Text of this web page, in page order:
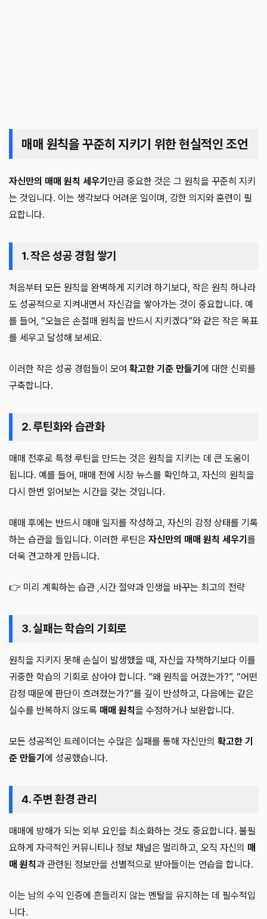
매매 원칙을 꾸준히 지키기 위한 현실적인 조언
자신만의 매매 원칙 세우기 만큼 중요한 것은 그 원칙을 꾸준히 지키
는 것입니다. 이는 생각보다 어려운 일이며, 강한 의지와 훈련이 필
요합니다.
1. 작은 성공 경험 쌓기
처음부터 모든 원칙을 완벽하게 지키려 하기보다, 작은 원칙 하나라
도 성공적으로 지켜내면서 자신감을 쌓아가는 것이 중요합니다. 예
를 들어, “오늘은 손절매 원칙을 반드시 지키겠다”와 같은 작은 목표
를 세우고 달성해 보세요.
이러한 작은 성공 경험들이 모여 확고한 기준 만들기 에 대한 신뢰를
구축합니다.
2. 루틴화와 습관화
매매 전후로 특정 루틴을 만드는 것은 원칙을 지키는 데 큰 도움이
됩니다. 예를 들어, 매매 전에 시장 뉴스를 확인하고, 자신의 원칙을
다시 한번 읽어보는 시간을 갖는 것입니다.
매매 후에는 반드시 매매 일지를 작성하고, 자신의 감정 상태를 기록
하는 습관을 들입니다. 이러한 루틴은 자신만의 매매 원칙 세우기 를
더욱 견고하게 만듭니다.
👉 미리 계획하는 습관 ,시간 절약과 인생을 바꾸는 최고의 전략
3. 실패는 학습의 기회로
원칙을 지키지 못해 손실이 발생했을 때, 자신을 자책하기보다 이를
귀중한 학습의 기회로 삼아야 합니다. “왜 원칙을 어겼는가?”, “어떤
감정 때문에 판단이 흐려졌는가?”를 깊이 반성하고, 다음에는 같은
실수를 반복하지 않도록 매매 원칙을 수정하거나 보완합니다.
모든 성공적인 트레이더는 수많은 실패를 통해 자신만의 확고한 기
준 만들기 에 성공했습니다.
4. 주변 환경 관리
매매에 방해가 되는 외부 요인을 최소화하는 것도 중요합니다. 불필
요하게 자극적인 커뮤니티나 정보 채널은 멀리하고, 오직 자신의 매
매 원칙과 관련된 정보만을 선별적으로 받아들이는 연습을 합니다.
이는 남의 수익 인증에 흔들리지 않는 멘탈을 유지하는 데 필수적입
니다.